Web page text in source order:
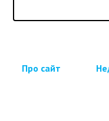
Про сайт